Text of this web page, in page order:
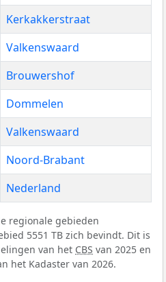
Kerkakkerstraat
Valkenswaard
Brouwershof
Dommelen
Valkenswaard
Noord-Brabant
Nederland
regionale gebieden
5551 TB zich bevindt. Dit is
van het CBS van 2025 en
het Kadaster van 2026.